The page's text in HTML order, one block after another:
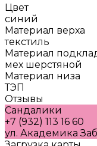
Цвет
синий
Материал верха
текстиль
Материал
мех шерстяной
Материал низа
ТЭП
Отзывы
Сандалики
+7 (932) 113 16 60
ул. Академика